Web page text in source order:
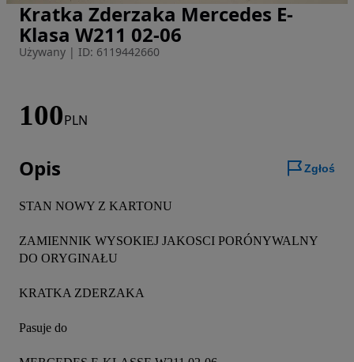
Zdjęcie 1 z 8
Kratka Zderzaka Mercedes E-
Klasa W211 02-06
Używany | ID: 6119442660
100PLN
Opis Zgłoś
STAN NOWY Z KARTONU
ZAMIENNIK WYSOKIEJ JAKOSCI PORÓNYWALNY
DO ORYGINAŁU
KRATKA ZDERZAKA
Pasuje do